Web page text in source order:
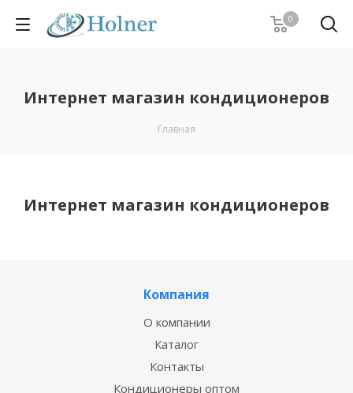
0
Интернет магазин кондиционеров
Главная
Интернет магазин кондиционеров
Компания
О компании
Каталог
Контакты
Кондиционеры оптом